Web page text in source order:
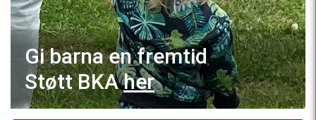
Gi barna en fremtid
Støtt BKAher